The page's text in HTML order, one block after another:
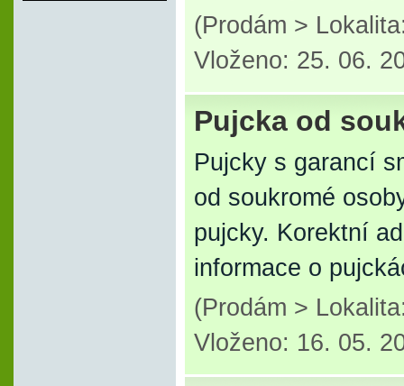
(Prodám >
Vloženo: 25. 06.
Pujcka od
Pujcky s garancí
od soukromé
pujcky. Korektní
informace o
(Prodám >
Vloženo: 16. 05.